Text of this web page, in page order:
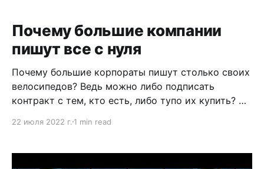
Офисе» мне до сих пор должны приз за этот
Почему большие компании
пишут все с нуля
Почему большие корпораты пишут столько своих
велосипедов? Ведь можно либо подписать
контракт с тем, кто есть, либо тупо их купить? На
важное — обычные тулы перестают работать в
масштаб Гугла. Поэтому и вариантов нет. Только
22 июля 2022 г. 1 min read